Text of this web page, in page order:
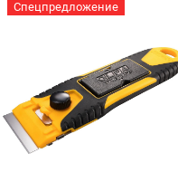
Спецпредложение